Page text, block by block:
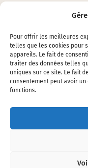
Pour offrir les meilleures
telles que les cookies pour
appareils. Le fait de
traiter des données telles
uniques sur ce site. Le fait
consentement peut avoir
fonctions.
LES
EMBALLAGES
CAFETIERES ET